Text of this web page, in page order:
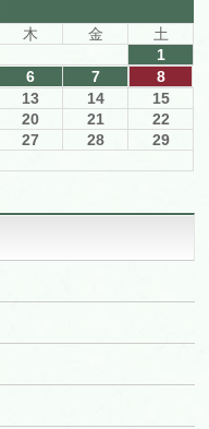
木 金
土
1
6 7
8
13 14
15
20 21
22
27 28
29